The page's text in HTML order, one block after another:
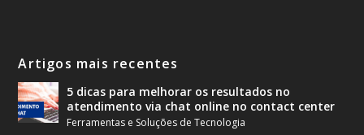
Artigos mais recentes
5 dicas para melhorar os resultados no
atendimento via chat online no contact center
Ferramentas e Soluções de Tecnologia